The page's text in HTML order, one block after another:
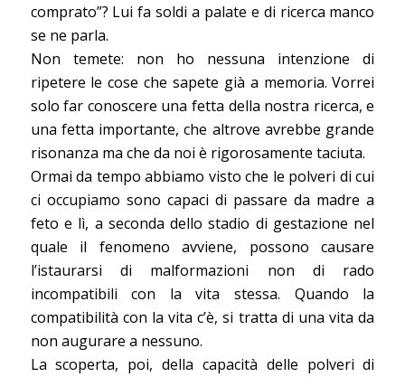
comprato”? Lui fa soldi a palate e di ricerca manco
se ne parla.
Non temete: non ho nessuna intenzione di
ripetere le cose che sapete già a memoria. Vorrei
solo far conoscere una fetta della nostra ricerca, e
una fetta importante, che altrove avrebbe grande
risonanza ma che da noi è rigorosamente taciuta.
Ormai da tempo abbiamo visto che le polveri di cui
ci occupiamo sono capaci di passare da madre a
feto e lì, a seconda dello stadio di gestazione nel
quale il fenomeno avviene, possono causare
l’istaurarsi di malformazioni non di rado
incompatibili con la vita stessa. Quando la
compatibilità con la vita c’è, si tratta di una vita da
non augurare a nessuno.
La scoperta, poi, della capacità delle polveri di